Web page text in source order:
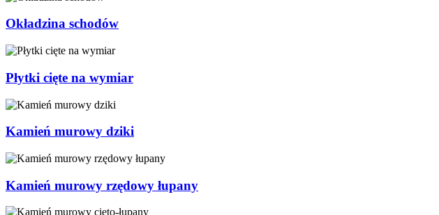
Okładzina schodów
Płytki cięte na wymiar
Kamień murowy dziki
Kamień murowy rzędowy łupany